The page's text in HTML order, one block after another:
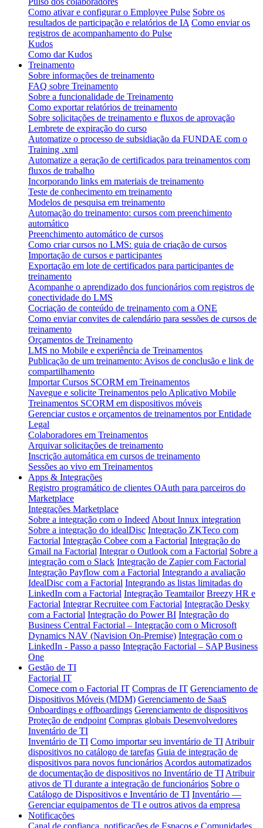
Como ativar e configurar o Employee Pulse Sobre os
resultados de participação e relatórios de IA Como enviar os
registros de acompanhamento do Pulse
Kudos
Como dar Kudos
Treinamento
Sobre informações de treinamento
FAQ sobre Treinamento
Sobre a funcionalidade de Treinamento
Como exportar relatórios de treinamento
Sobre solicitações de treinamento e fluxos de aprovação
Lembrete de expiração do curso
Automatize o processo de subsidiação da FUNDAE com o
Training .xml
Automatize a geração de certificados para treinamentos com
fluxos de trabalho
Incorporando links em materiais de treinamento
Teste de conhecimento em treinamento
Modelos de pesquisa em treinamento
Automação do treinamento: cursos com preenchimento
automático
Preenchimento automático de cursos
Como criar cursos no LMS: guia de criação de cursos
Importação de cursos e participantes
Exportação em lote de certificados para participantes de
treinamento
Acompanhe o aprendizado dos funcionários com registros de
conectividade do LMS
Cocriação de conteúdo de treinamento com a ONE
Como enviar convites de calendário para sessões de cursos de
treinamento
Orçamentos de Treinamento
LMS no Mobile e experiência de Treinamentos
Publicação de um treinamento: Avisos de conclusão e link de
compartilhamento
Importar Cursos SCORM em Treinamentos
Navegue e solicite Treinamentos pelo Aplicativo Mobile
Treinamentos SCORM em dispositivos móveis
Gerenciar custos e orçamentos de treinamentos por Entidade
Legal
Colaboradores em Treinamentos
Arquivar solicitações de treinamento
Inscrição automática em cursos de treinamento
Sessões ao vivo em Treinamentos
Apps & Integrações
Registro programático de clientes OAuth para parceiros do
Marketplace
Integrações Marketplace
Sobre a integração com o Indeed About Innux integration
Sobre a integração do idealDisc Integração ZKTeco com
Factorial Integração Cobee com a Factorial Integração do
Gmail na Factorial Integrar o Outlook com a Factorial Sobre a
integração com o Slack Integração de Zapier com Factorial
Integração Payflow com a Factorial Integrando a avaliação
IdealDisc com a Factorial Integrando as listas limitadas do
LinkedIn com a Factorial Integração Teamtailor Breezy HR e
Factorial Integrar Recruitee com Factorial Integração Desky
com a Factorial Integração do Power BI Integração do
Business Central Factorial – Integração com o Microsoft
Dynamics NAV (Navision On-Premise) Integração com o
LinkedIn - Passo a passo Integração Factorial – SAP Business
One
Gestão de TI
Factorial IT
Comece com o Factorial IT Compras de IT Gerenciamento de
Dispositivos Móveis (MDM) Gerenciamento de SaaS
Onboardings e offboardings Gerenciamento de dispositivos
Proteção de endpoint Compras globais Desenvolvedores
Inventário de TI
Inventário de TI Como importar seu inventário de TI Atribuir
dispositivos no catálogo de tarefas Guia de integração de
dispositivos para novos funcionários Acordos automatizados
de documentação de dispositivos no Inventário de TI Atribuir
ativos de TI durante a integração de funcionários Sobre o
Catálogo de Dispositivos e Inventário de TI Inventário —
Gerenciar equipamentos de TI e outros ativos da empresa
Notificações
Canal de confiança, notificações de Espaços e Comunidades